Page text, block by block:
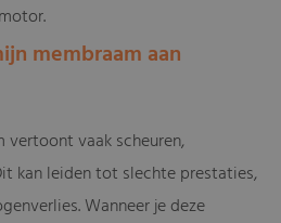
membraam aan
vertoont vaak scheuren,
kan leiden tot slechte prestaties,
Wanneer je deze